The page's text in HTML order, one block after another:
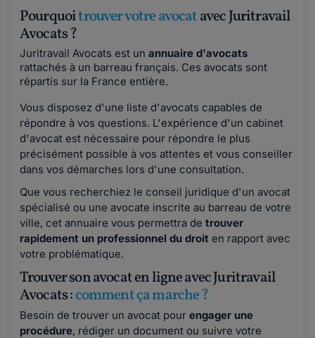
Pourquoitrouver votre avocatavec Juritravail
Avocats ?
Juritravail Avocats est un annuaire d'avocats
rattachés à un barreau français. Ces avocats sont
répartis sur la France entière.
Vous disposez d'une liste d'avocats capables de
répondre à vos questions. L'expérience d'un cabinet
d'avocat est nécessaire pour répondre le plus
précisément possible à vos attentes et vous conseiller
dans vos démarches lors d'une consultation.
Que vous recherchiez le conseil juridique d'un avocat
spécialisé ou une avocate inscrite au barreau de votre
ville, cet annuaire vous permettra de trouver
rapidement un professionnel du droit en rapport avec
votre problématique.
Trouver son avocat en ligne avec Juritravail
Avocats :comment ça marche ?
Besoin de trouver un avocat pour engager une
procédure, rédiger un document ou suivre votre